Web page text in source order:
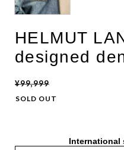
HELMUT
designed
¥99,999
SOLD OUT
International